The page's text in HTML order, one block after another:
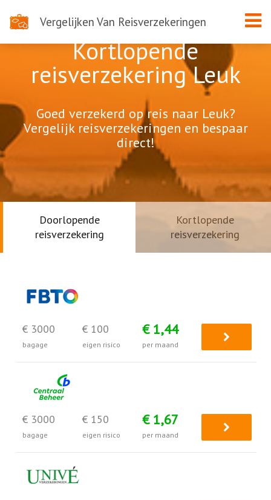
Vergelijken Van Reisverzekeringen
Kortlopende
reisverzekering Leuk
Goed verzekerd op reis naar Leuk?
Vergelijk reisverzekeringen en bespaar
direct!
Doorlopende
reisverzekering
Kortlopende
reisverzekering
€ 3000
bagage
€ 100
eigen risico
€ 1,44
per maand
€ 3000
bagage
€ 150
eigen risico
€ 1,67
per maand